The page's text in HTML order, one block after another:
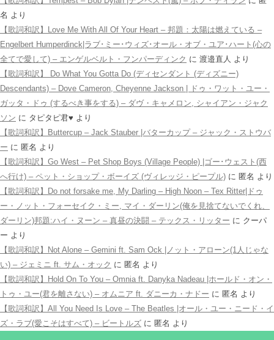
名 より
【歌詞和訳】Love Me With All Of Your Heart – 邦題：太陽は燃えている –
Engelbert Humperdinck|ラブ･ミー･ウィズ･オール・オブ・ユア･ハート(心の
全てで愛して) – エンゲルベルト・フンパーディンク に 渡邉直人 より
【歌詞和訳】 Do What You Gotta Do (ディセンダント (ディズニー)
Descendants) – Dove Cameron, Cheyenne Jackson | ドゥ・ワット・ユー・
ガッタ・ドゥ (するべき事をする) – ダヴ・キャメロン, シャイアン・ジャク
ソン に タピタピ君♥️ より
【歌詞和訳】Buttercup – Jack Stauber |バターカップ – ジャック・ストウバ
ー に 匿名 より
【歌詞和訳】Go West – Pet Shop Boys (Village People) |ゴー･ウェスト(西
へ行け) – ペット・ショップ・ボーイズ (ヴィレッジ・ピープル) に 匿名 より
【歌詞和訳】Do not forsake me, My Darling – High Noon – Tex Ritter|ドゥ
ー・ノット・フォーセイク・ミー, マイ・ダーリン(俺を見捨てないでくれ、
ダーリン)邦題:ハイ・ヌーン – 真昼の決闘 – テックス・リッター に クーパ
ー より
【歌詞和訳】Not Alone – Gemini ft. Sam Ock |ノット・アローン(1人じゃな
い) – ジェミニ ft. サム・オック に 匿名 より
【歌詞和訳】Hold On To You – Omnia ft. Danyka Nadeau |ホールド・オン・
トゥ・ユー(君を離さない) – オムニア ft. ダニーカ・ナドー に 匿名 より
【歌詞和訳】All You Need Is Love – The Beatles |オール・ユー・ニード・イ
ズ・ラブ(愛こそはすべて) – ビートルズ に 匿名 より